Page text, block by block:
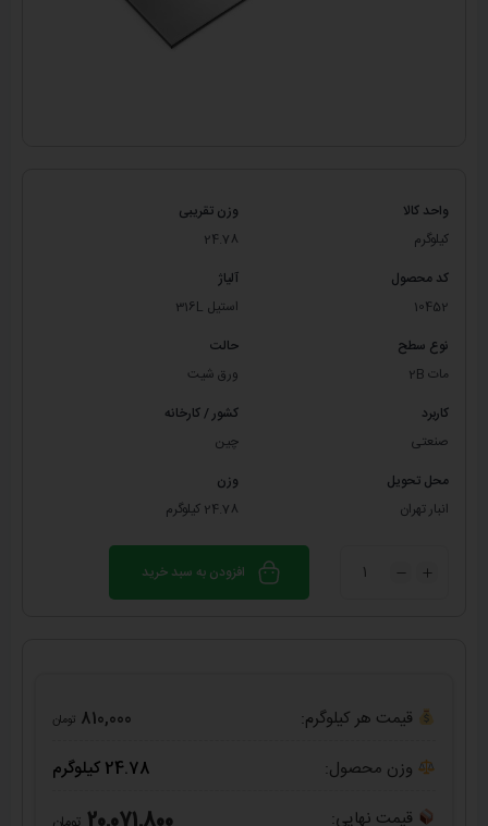
واحد کالا
کیلوگرم
وزن تقریبی
24.78
کد محصول
10452
آلیاژ
استیل 316L
نوع سطح
مات 2B
حالت
ورق شیت
کاربرد
صنعتی
کشور / کارخانه
چین
محل تحویل
انبار تهران
وزن
24.78 کیلوگرم
افزودن به سبد خرید
قیمت هر کیلوگرم: 810,000 تومان
وزن محصول:
24.78 کیلوگرم
قیمت نهایی: